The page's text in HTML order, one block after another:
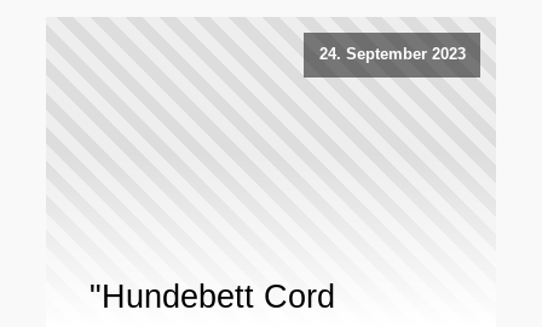
24. September 2023
"Hundebett Cord